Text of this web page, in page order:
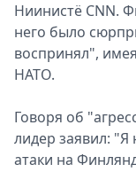
Ниинистё CNN.
него было
воспринял",
НАТО.
Говоря об
лидер заявил:
атаки на